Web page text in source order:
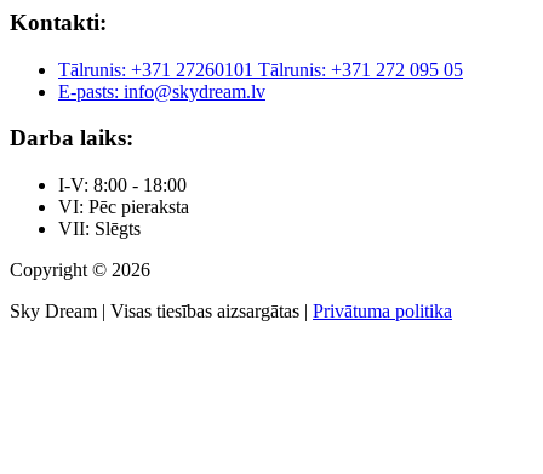
Kontakti:
Tālrunis: +371 27260101 Tālrunis: +371 272 095 05
E-pasts: info@skydream.lv
Darba laiks:
I-V: 8:00 - 18:00
VI: Pēc pieraksta
VII: Slēgts
Copyright © 2026
Sky Dream | Visas tiesības aizsargātas | Privātuma politika